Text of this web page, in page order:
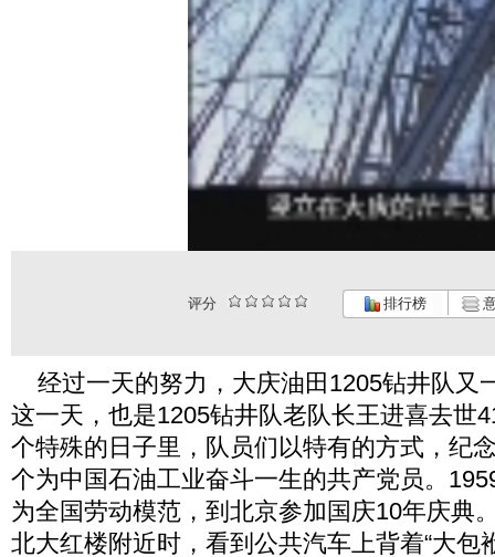
评分 排行榜
经过一天的努力，大庆油田1205钻井队又
这一天，也是1205钻井队老队长王进喜去世
个特殊的日子里，队员们以特有的方式，纪
个为中国石油工业奋斗一生的共产党员。
为全国劳动模范，到北京参加国庆10年庆典
北大红楼附近时，看到公共汽车上背着“大包